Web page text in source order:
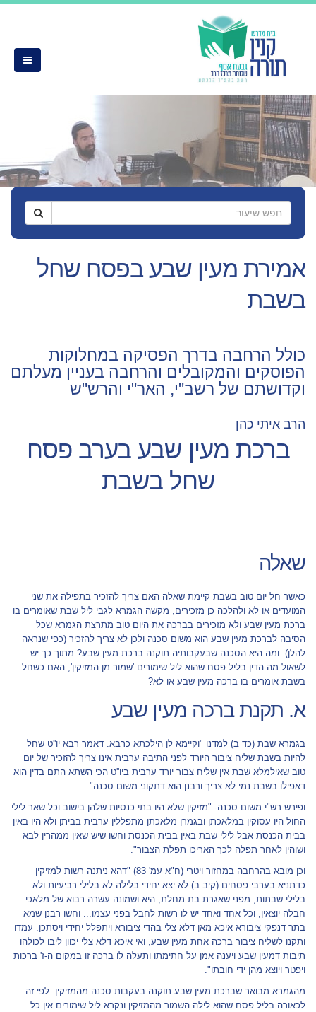
אמירת מעין שבע בפסח שחל
בשבת
כולל הרחבה בדרך הפסיקה במחלוקות
הפוסקים והמקובלים והרחבה בעניין מעלתם
וקדושתם של רשב"י, האר"י והרש"ש
הרב איתי כהן
ברכת מעין שבע בערב פסח
שחל בשבת
שאלה
כאשר חל יום טוב בשבת קיימת שאלה האם צריך להזכיר בתפילה את שני
המועדים או לא ולהלכה כן מזכירים, מקשה הגמרא לגבי ליל שבת שאומרים בו
ברכת מעין שבע ולא מזכירים בברכה את היום טוב מתרצת הגמרא שכל
הסיבה לברכת מעין שבע הוא משום סכנה ולכן לא צריך להזכיר (כפי שנראה
להלן). ומה היא הסכנה שבעקבותיה תוקנה ברכת מעין שבע? מתוך כך יש
לשאול מה הדין בליל פסח שהוא ליל שימורים 'שמור מן המזיקין', האם כשחל
בשבת אומרים בו ברכה מעין שבע או לא?
א. תקנת ברכה מעין שבע
בגמרא שבת (כד ב) למדנו "וקיימא לן הילכתא כרבא. דאמר רבא יו''ט שחל
להיות בשבת שליח ציבור היורד לפני התיבה ערבית אינו צריך להזכיר של יום
טוב שאילמלא שבת אין שליח צבור יורד ערבית ביו''ט הכי השתא התם בדין הוא
דאפילו בשבת נמי לא צריך ורבנן הוא דתקוני משום סכנה".
ופירש רש"י משום סכנה- "מזיקין שלא היו בתי כנסיות שלהן בישוב וכל שאר לילי
החול היו עסוקין במלאכתן ובגמרן מלאכתן מתפללין ערבית בביתן ולא היו באין
בבית הכנסת אבל לילי שבת באין בבית הכנסת וחשו שיש שאין ממהרין לבא
ושוהין לאחר תפלה לכך האריכו תפלת הצבור".
וכן מובא בהרחבה במחזור ויטרי (ח"א עמ' 83) "דהא ניתנה רשות למזיקין
כדתניא בערבי פסחים (קיב ב) לא יצא יחידי בלילה לא בלילי רביעיות ולא
בלילי שבתות, מפני שאגרת בת מחלת, היא ושמונה עשרה רבוא של מלאכי
חבלה יוצאין, וכל אחד ואחד יש לו רשות לחבל בפני עצמו... וחשו רבנן שמא
בתר דנפקי ציבורא איכא מאן דלא צלי בהדי ציבורא ויתפלל יחידי ויסתכן. עמדו
ותקנו לשליח ציבור ברכה אחת מעין שבע, ואי איכא דלא צלי יכוון ליבו לכולהו
תיבות דמעין שבע ויענה אמן על חתימתו ותעלה לו ברכה זו במקום ה-ז' ברכות
ויפטר ויוצא מהן ידי חובתו".
מהגמרא מבואר שברכת מעין שבע תוקנה בעקבות סכנה מהמזיקין. לפי זה
לכאורה בליל פסח שהוא לילה השמור מהמזיקין ונקרא ליל שימורים אין כל